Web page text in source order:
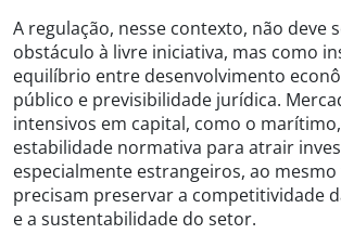
A regulação, nesse contexto, não deve
obstáculo à livre iniciativa, mas como
equilíbrio entre desenvolvimento
público e previsibilidade jurídica.
intensivos em capital, como o
estabilidade normativa para atrair
especialmente estrangeiros, ao
precisam preservar a competitividade
e a sustentabilidade do setor.